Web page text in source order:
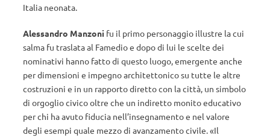
Italia neonata.
Alessandro Manzoni fu il primo personaggio illustre la cui
salma fu traslata al Famedio e dopo di lui le scelte dei
nominativi hanno fatto di questo luogo, emergente anche
per dimensioni e impegno architettonico su tutte le altre
costruzioni e in un rapporto diretto con la città, un simbolo
di orgoglio civico oltre che un indiretto monito educativo
per chi ha avuto fiducia nell’insegnamento e nel valore
degli esempi quale mezzo di avanzamento civile. «Il